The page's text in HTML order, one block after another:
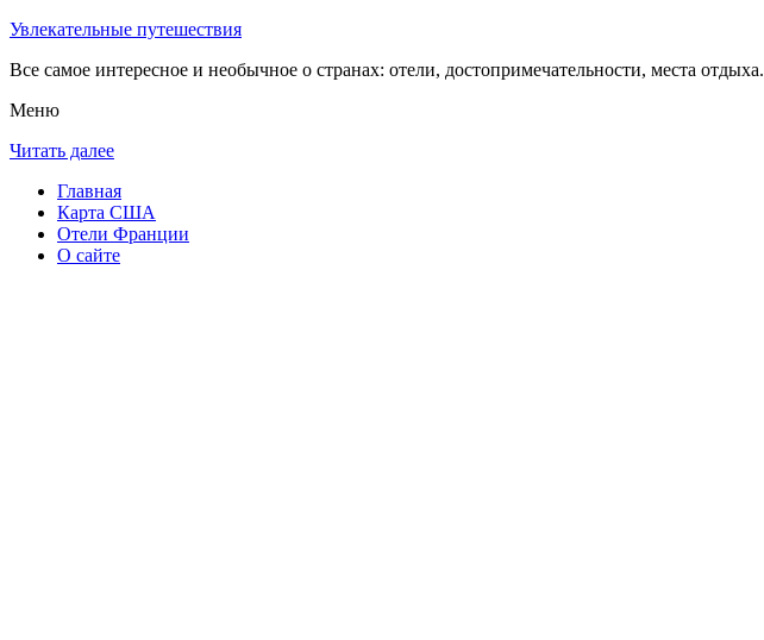
Увлекательные путешествия
Все самое интересное и необычное о странах: отели, достопримечательности, места отдыха.
Меню
Читать далее
Главная
Карта США
Отели Франции
О сайте